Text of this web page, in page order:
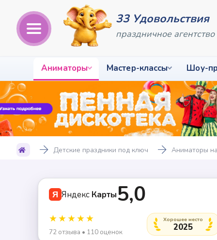
33 Удовольствия
праздничное агентство
Аниматоры Мастер-классы Шоу-
Детские праздники под ключ Аниматоры
Я Яндекс Карты5,0
★★★★★
72 отзыва • 110 оценок
Хорошее место
2025